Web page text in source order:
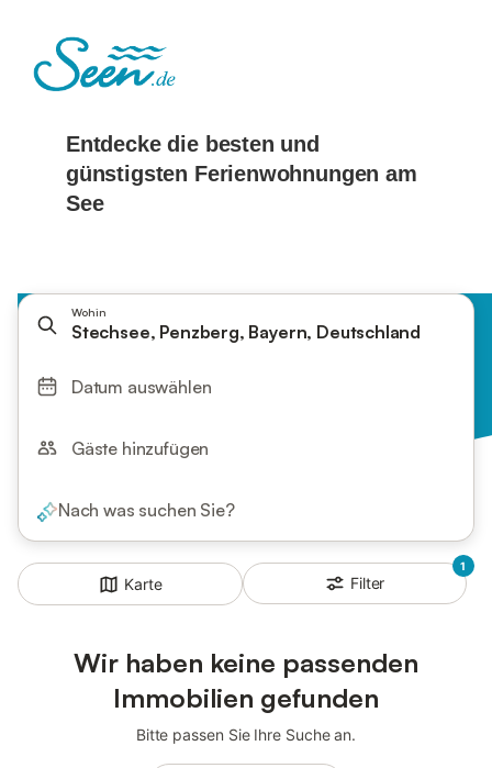
Wohin
Stechsee, Penzberg, Bayern, Deutschland
Datum auswählen
Gäste hinzufügen
Nach was suchen Sie?
Karte
1
Filter
Wir haben keine passenden
Immobilien gefunden
Bitte passen Sie Ihre Suche an.